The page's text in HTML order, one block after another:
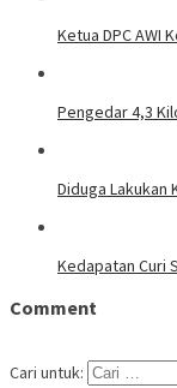
Ketua DPC AWI
Pengedar 4,3
Diduga Lakukan
Kedapatan Curi
Comment
Cari untuk: